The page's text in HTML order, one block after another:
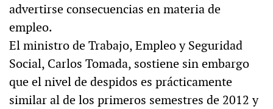
advertirse consecuencias en materia de
empleo.
El ministro de Trabajo, Empleo y Seguridad
Social, Carlos Tomada, sostiene sin embargo
que el nivel de despidos es prácticamente
similar al de los primeros semestres de 2012 y